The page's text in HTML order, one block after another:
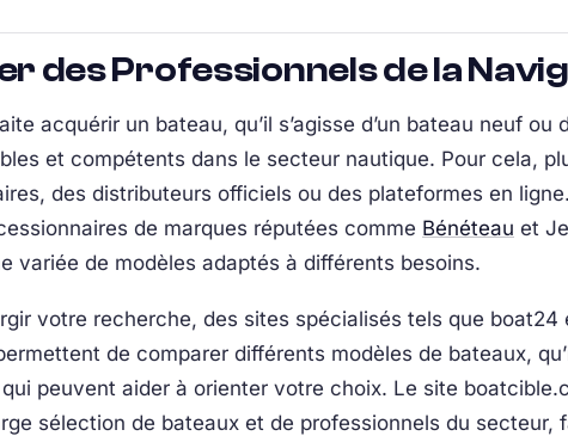
des Professionnels de la
acquérir un bateau, qu’il s’agisse d’un bateau neuf
et compétents dans le secteur nautique. Pour cela,
des distributeurs officiels ou des plateformes en
de marques réputées comme Bénéteau et
variée de modèles adaptés à différents besoins.
votre recherche, des sites spécialisés tels que
de comparer différents modèles de bateaux,
qui peuvent aider à orienter votre choix. Le site
sélection de bateaux et de professionnels du secteur,